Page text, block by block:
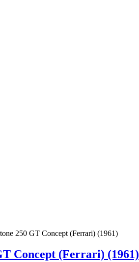
250 GT Concept (Ferrari) (1961)
Concept (Ferrari) (1961)